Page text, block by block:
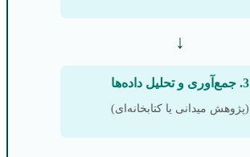
↓
3. جمع‌آوری و تحلیل داده‌ها
(پژوهش میدانی یا کتابخانه‌ای)